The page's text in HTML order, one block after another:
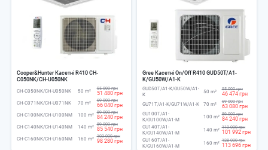
Cooper&Hunter Касетні R410 CH-
C050NK/CH-U050NK
CH-C050NK/CH-U050NK 50 m² 55 000 грн
51 480 грн
CH-C071NK/CH-U071NK 70 m² 69 000 грн
66 040 грн
CH-C100NK/CH-U100NM 100 m² 89 000 грн
84 240 грн
CH-C140NK/CH-U140NM 140 m² 89 000 грн
85 540 грн
CH-C160NK/CH-U160NM 160 m² 103 000 грн
98 280 грн
Gree Касетні On/Off R410 GUD50T/A1-
K/GU50W/A1-K
GUD50T/A1-K/GU50W/A1-
K
50 m² 55 000 грн
46 474 грн
GU71T/A1-K/GU71W/A1-K 70 m² 69 000 грн
63 080 грн
GU100T/A1-
K/GU100W/A1-M
100 m² 89 000 грн
84 240 грн
GU140T/A1-
K/GU140W/A1-M
140 m² 110 000 грн
101 992 грн
GU160T/A1-
K/GU160W/A1-M
160 m² 128 000 грн
113 696 грн